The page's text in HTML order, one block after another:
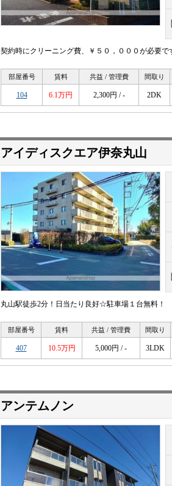
契約時にクリーニング費、￥５０，０００が必要で
部屋番号 賃料 共益 / 管理費 間取り
104 6.1万円 2,300円 / - 2DK
アイディスクエア伊奈丸山
丸山駅徒歩2分！日当たり良好☆駐車場１台無料！
部屋番号 賃料 共益 / 管理費 間取り
407 10.5万円 5,000円 / - 3LDK
アンテムノン